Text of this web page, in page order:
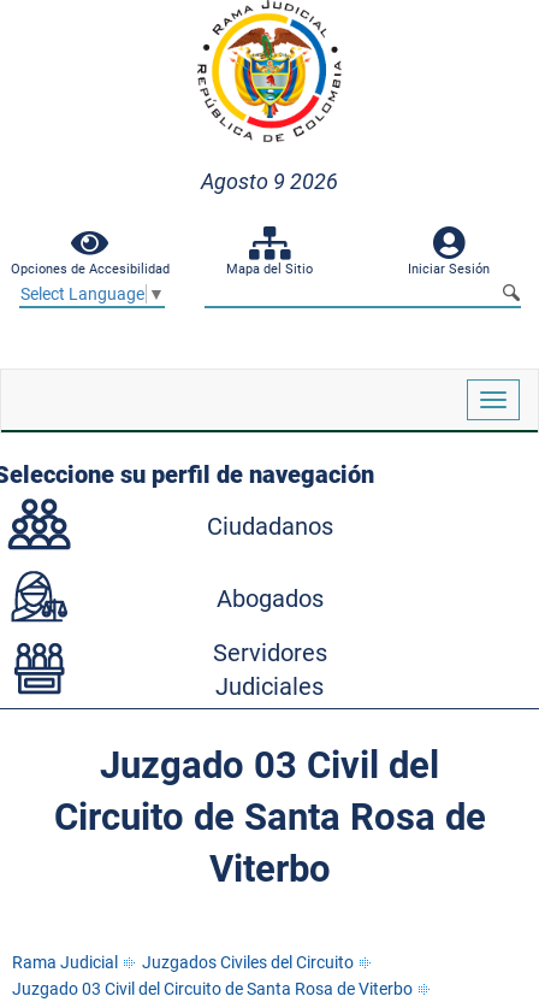
Agosto 9 2026
Opciones de Accesibilidad Mapa del Sitio Iniciar Sesión
Select Language ▼
su perfil de navegación
Ciudadanos
Abogados
Servidores
Judiciales
Juzgado 03 Civil del
Circuito de Santa Rosa de
Viterbo
Rama Judicial
Juzgados Civiles del Circuito
Juzgado 03 Civil del Circuito de Santa Rosa de Viterbo